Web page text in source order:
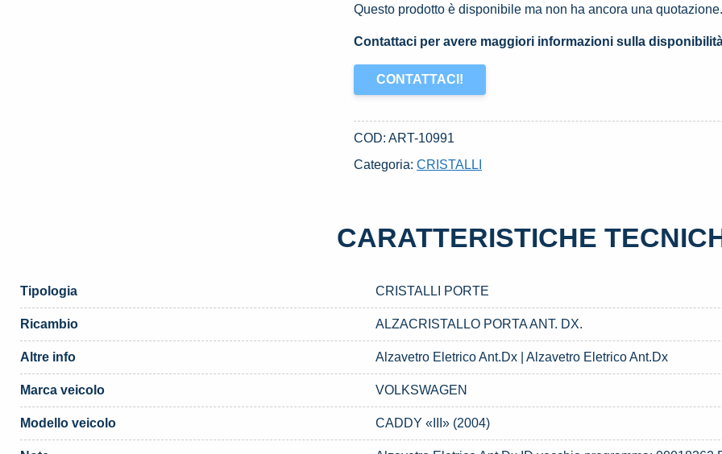
Questo prodotto è disponibile ma non ha ancora una
Contattaci per avere maggiori informazioni sulla
CONTATTACI!
COD:ART-10991
Categoria:CRISTALLI
CARATTERISTICHE
Tipologia CRISTALLI PORTE
Ricambio ALZACRISTALLO PORTA ANT. DX.
Altre info Alzavetro Eletrico Ant.Dx | Alzavetro Eletrico Ant.Dx
Marca veicolo VOLKSWAGEN
Modello veicolo CADDY «III» (2004)